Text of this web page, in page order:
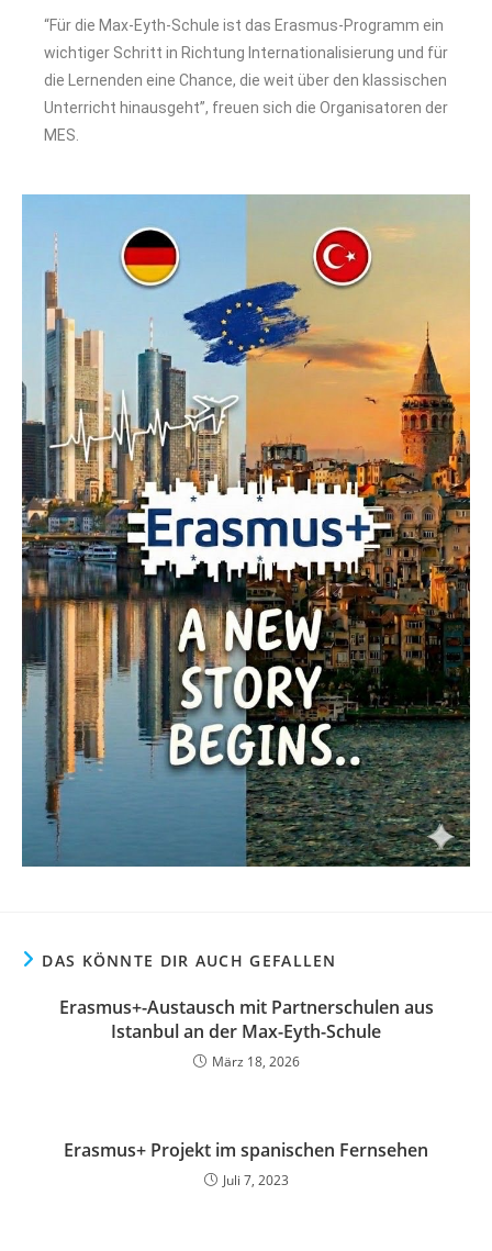
“Für die Max-Eyth-Schule ist das Erasmus-Programm ein
wichtiger Schritt in Richtung Internationalisierung und für
die Lernenden eine Chance, die weit über den klassischen
Unterricht hinausgeht”, freuen sich die Organisatoren der
MES.
DAS KÖNNTE DIR AUCH GEFALLEN
Erasmus+-Austausch mit Partnerschulen aus
Istanbul an der Max-Eyth-Schule
März 18, 2026
Erasmus+ Projekt im spanischen Fernsehen
Juli 7, 2023